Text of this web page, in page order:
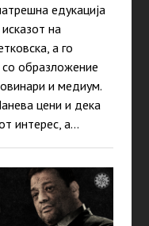
едукација
на
а го
образложение
и медиум.
цени и дека
интерес, а…